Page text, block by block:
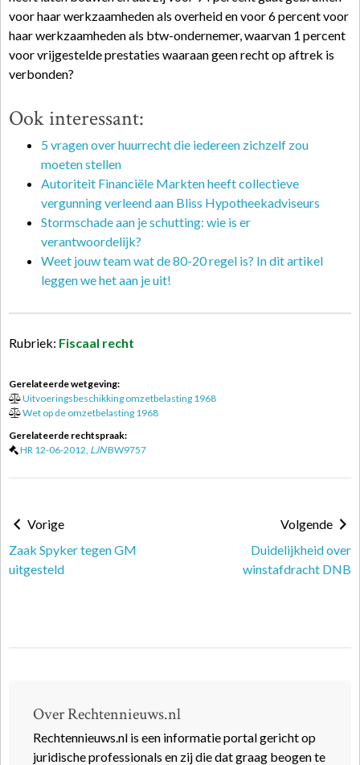
voor haar werkzaamheden als overheid en voor 6 percent voor
haar werkzaamheden als btw-ondernemer, waarvan 1 percent
voor vrijgestelde prestaties waaraan geen recht op aftrek is
verbonden?
Ook interessant:
5 vragen over huurrecht die iedereen zichzelf zou
moeten stellen
Autoriteit Financiële Markten heeft collectieve
vergunning verleend aan Bliss Hypotheekadviseurs
Stormschade aan je schutting: wie is er
verantwoordelijk?
Weet jouw team wat de 80-20 regel is? In dit artikel
leggen we het aan je uit!
Rubriek: Fiscaal recht
Gerelateerde wetgeving:
Uitvoeringsbeschikking omzetbelasting 1968
Wet op de omzetbelasting 1968
Gerelateerde rechtspraak:
HR 12-06-2012, LJNBW9757
Vorige
Zaak Spyker tegen GM
uitgesteld
Volgende
Duidelijkheid over
winstafdracht DNB
Over Rechtennieuws.nl
Rechtennieuws.nl is een informatie portal gericht op
juridische professionals en zij die dat graag beogen te